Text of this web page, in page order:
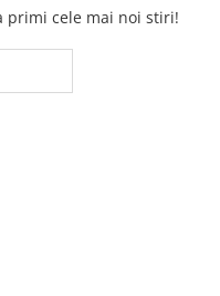
primi cele mai noi stiri!